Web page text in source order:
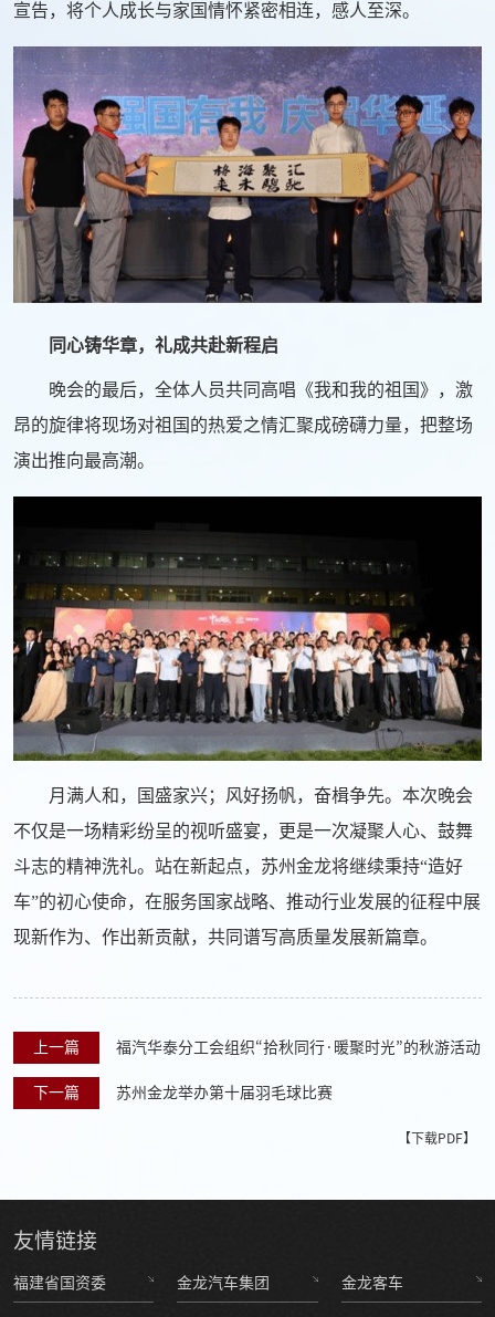
宣告，将个人成长与家国情怀紧密相连，感人至深。
同心铸华章，礼成共赴新程启
晚会的最后，全体人员共同高唱《我和我的祖国》，激
昂的旋律将现场对祖国的热爱之情汇聚成磅礴力量，把整场
演出推向最高潮。
月满人和，国盛家兴；风好扬帆，奋楫争先。本次晚会
不仅是一场精彩纷呈的视听盛宴，更是一次凝聚人心、鼓舞
斗志的精神洗礼。站在新起点，苏州金龙将继续秉持“造好
车”的初心使命，在服务国家战略、推动行业发展的征程中展
现新作为、作出新贡献，共同谱写高质量发展新篇章。
上一篇 福汽华泰分工会组织“拾秋同行·暖聚时光”的秋游活动
下一篇 苏州金龙举办第十届羽毛球比赛
【下载PDF】
友情链接
福建省国资委 金龙汽车集团 金龙客车